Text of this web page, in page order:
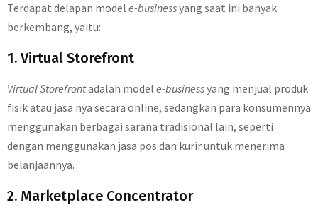
Terdapat delapan model e-businessyang saat ini banyak
berkembang, yaitu:
1. Virtual Storefront
Virtual Storefrontadalah model e-businessyang menjual produk
fisik atau jasa nya secara online, sedangkan para konsumennya
menggunakan berbagai sarana tradisional lain, seperti
dengan menggunakan jasa pos dan kurir untuk menerima
belanjaannya.
2. Marketplace Concentrator